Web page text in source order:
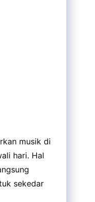
musik di
hari. Hal
sekedar